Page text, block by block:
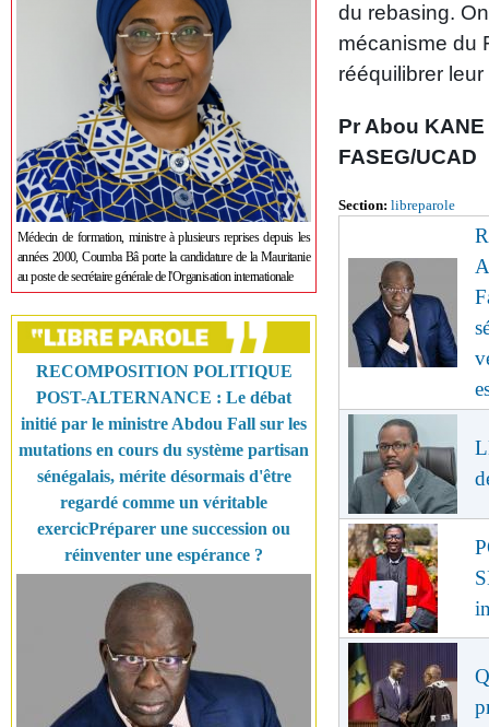
Médecin de formation, ministre à plusieurs reprises depuis les
années 2000, Coumba Bâ porte la candidature de la Mauritanie
au poste de secrétaire générale de l'Organisation internationale
RECOMPOSITION POLITIQUE
POST-ALTERNANCE : Le débat
initié par le ministre Abdou Fall sur les
mutations en cours du système partisan
sénégalais, mérite désormais d'être
regardé comme un véritable
exercicPréparer une succession ou
réinventer une espérance ?
du rebasing.
mécanisme du
rééquilibrer
Pr Abou KANE
FASEG/UCAD
Section: libreparole